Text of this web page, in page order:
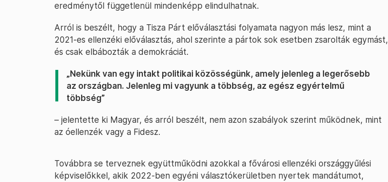
eredménytől függetlenül mindenképp elindulhatnak.
Arról is beszélt, hogy a Tisza Párt előválasztási folyamata nagyon más lesz, mint a
2021-es ellenzéki előválasztás, ahol szerinte a pártok sok esetben zsarolták egymást,
és csak elbábozták a demokráciát.
„Nekünk van egy intakt politikai közösségünk, amely jelenleg a legerősebb
az országban. Jelenleg mi vagyunk a többség, az egész egyértelmű
többség”
– jelentette ki Magyar, és arról beszélt, nem azon szabályok szerint működnek, mint
az óellenzék vagy a Fidesz.
Továbbra se terveznek együttműködni azokkal a fővárosi ellenzéki országgyűlési
képviselőkkel, akik 2022-ben egyéni választókerületben nyertek mandátumot,